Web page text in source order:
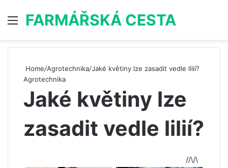
Menu
FARMÁŘSKÁ CESTA
Home/Agrotechnika/Jaké květiny lze zasadit vedle lilií?
Agrotechnika
Jaké květiny lze
zasadit vedle lilií?